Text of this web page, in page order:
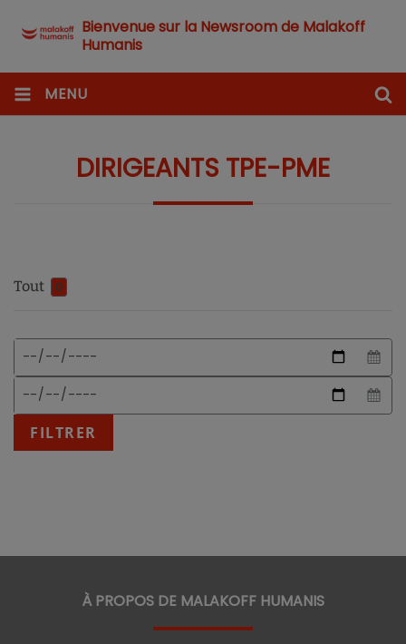
Bienvenue sur la Newsroom de Malakoff
Humanis
MENU
DIRIGEANTS TPE-PME
Tout 0
Date
début
Date
Format
date
attendu
:
JJ/MM/AAAA
FILTRER
À PROPOS DE MALAKOFF HUMANIS